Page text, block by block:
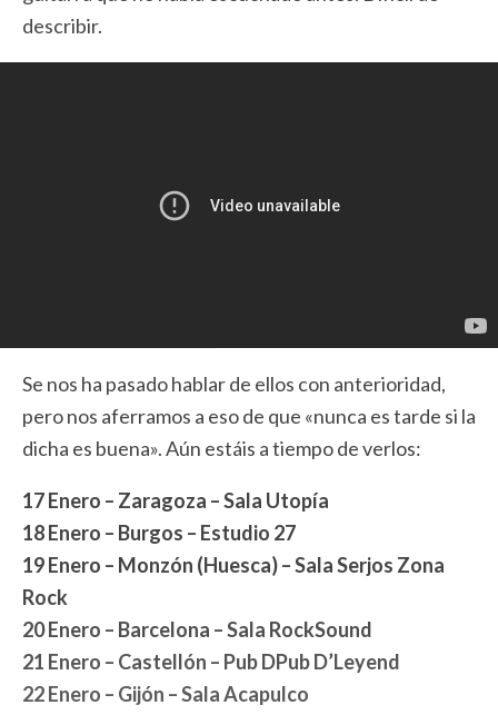
describir.
Se nos ha pasado hablar de ellos con anterioridad,
pero nos aferramos a eso de que «nunca es tarde si la
dicha es buena». Aún estáis a tiempo de verlos:
17 Enero – Zaragoza – Sala Utopía
18 Enero – Burgos – Estudio 27
19 Enero – Monzón (Huesca) – Sala Serjos Zona
Rock
20 Enero – Barcelona – Sala RockSound
21 Enero – Castellón – Pub DPub D’Leyend
22 Enero – Gijón – Sala Acapulco